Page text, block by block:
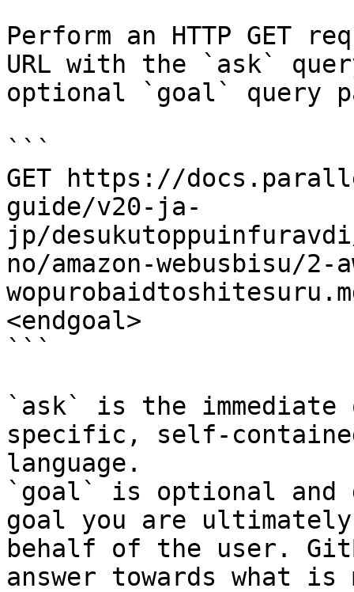
Perform an HTTP GET
URL with the `ask`
optional `goal` query
```
GET https://
guide/v20-ja-
jp/
no/amazon-webusbisu/2-
<endgoal>
```
`ask` is the
specific, self-
language.
`goal` is optional and
goal you are
behalf of the user.
answer towards what